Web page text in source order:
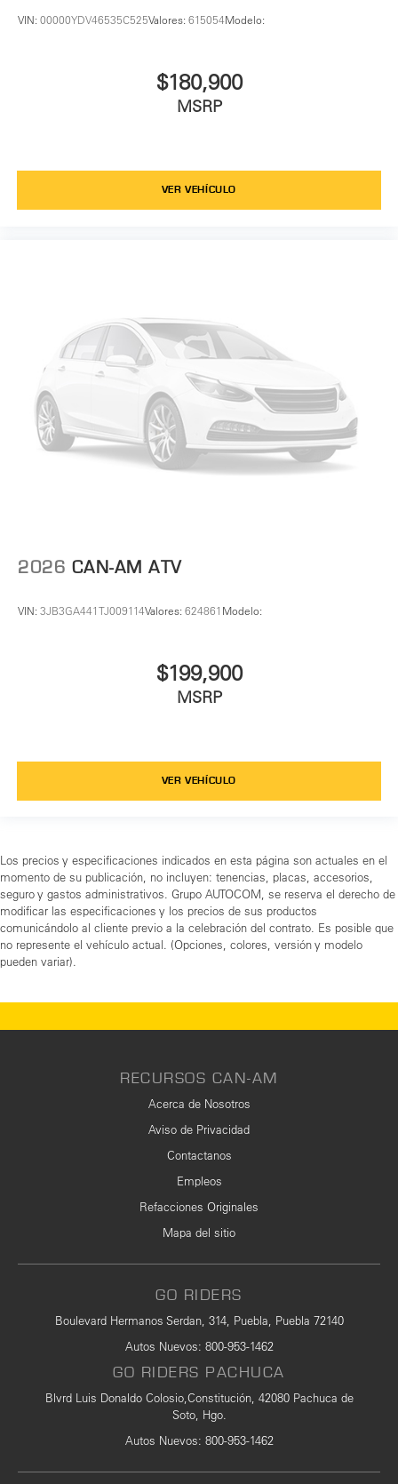
VIN: 00000YDV46535C525Valores: 615054Modelo:
$180,900
MSRP
VER VEHÍCULO
2026 CAN-AM ATV
VIN: 3JB3GA441TJ009114Valores: 624861 Modelo:
$199,900
MSRP
VER VEHÍCULO
Los precios y especificaciones indicados en esta página son actuales en el
momento de su publicación, no incluyen: tenencias, placas, accesorios,
seguro y gastos administrativos. Grupo AUTOCOM, se reserva el derecho de
modificar las especificaciones y los precios de sus productos
comunicándolo al cliente previo a la celebración del contrato. Es posible que
no represente el vehículo actual. (Opciones, colores, versión y modelo
pueden variar).
RECURSOS CAN-AM
Acerca de Nosotros
Aviso de Privacidad
Contactanos
Empleos
Refacciones Originales
Mapa del sitio
GO RIDERS
Boulevard Hermanos Serdan, 314, Puebla, Puebla 72140
Autos Nuevos: 800-953-1462
GO RIDERS PACHUCA
Blvrd Luis Donaldo Colosio,Constitución, 42080 Pachuca de
Soto, Hgo.
Autos Nuevos: 800-953-1462